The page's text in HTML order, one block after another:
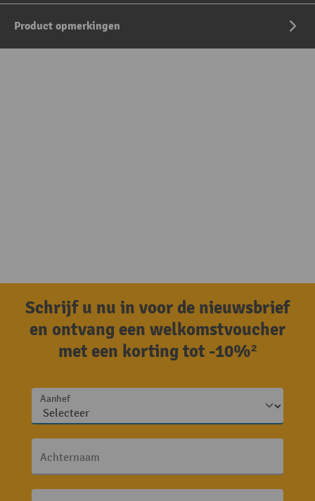
Product opmerkingen
Schrijf u nu in voor de nieuwsbrief
en ontvang een welkomstvoucher
met een korting tot -10%²
Aanhef
Achternaam